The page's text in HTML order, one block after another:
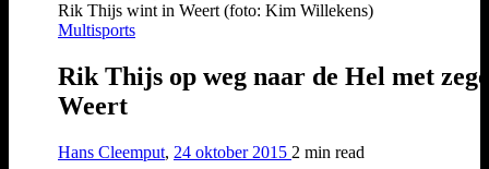
Rik Thijs wint in Weert (foto: Kim Willekens)
Multisports
Rik Thijs op weg naar de Hel met
Weert
Hans Cleemput, 24 oktober 2015 2 min read